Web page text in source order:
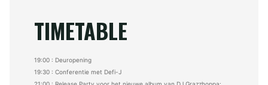
TIMETABLE
19:00 : Deuropening
19:30 : Conferentie met Defi-J